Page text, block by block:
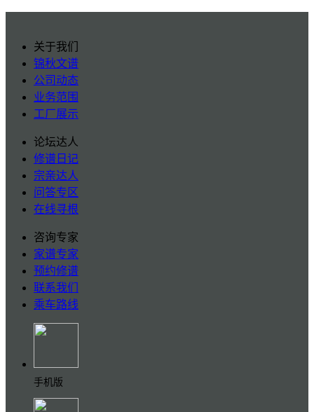
关于我们
锦秋文谱
公司动态
业务范围
工厂展示
论坛达人
修谱日记
宗亲达人
问答专区
在线寻根
咨询专家
家谱专家
预约修谱
联系我们
乘车路线
手机版